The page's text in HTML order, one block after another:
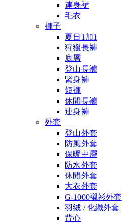
連身裙
毛衣
褲子
夏日1加1
狩獵長褲
底層
登山長褲
緊身褲
短褲
休閒長褲
連身褲
外套
登山外套
防風外套
保暖中層
防水外套
休閒外套
大衣外套
G-1000襯衫外套
羽絨 / 化纖外套
背心